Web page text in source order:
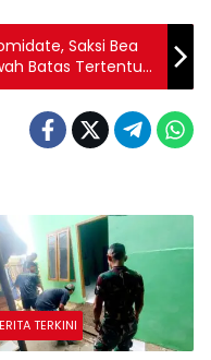
Saksi Bea
Batas Tertentu
TERKINI